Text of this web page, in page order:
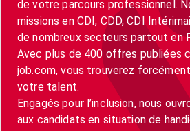
de votre parcours professionnel.
missions en CDI, CDD, CDI
de nombreux secteurs partout en
Avec plus de 400 offres publiées
job.com, vous trouverez
votre talent.
Engagés pour l’inclusion, nous
aux candidats en situation de